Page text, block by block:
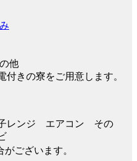
他
付きの寮をご用意します。
レンジ エアコン その
ございます。